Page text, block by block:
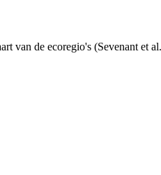
de ecoregio's (Sevenant et